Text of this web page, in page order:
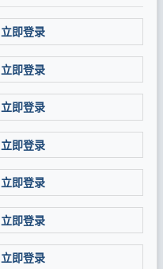
立即登录
立即登录
立即登录
立即登录
立即登录
立即登录
立即登录